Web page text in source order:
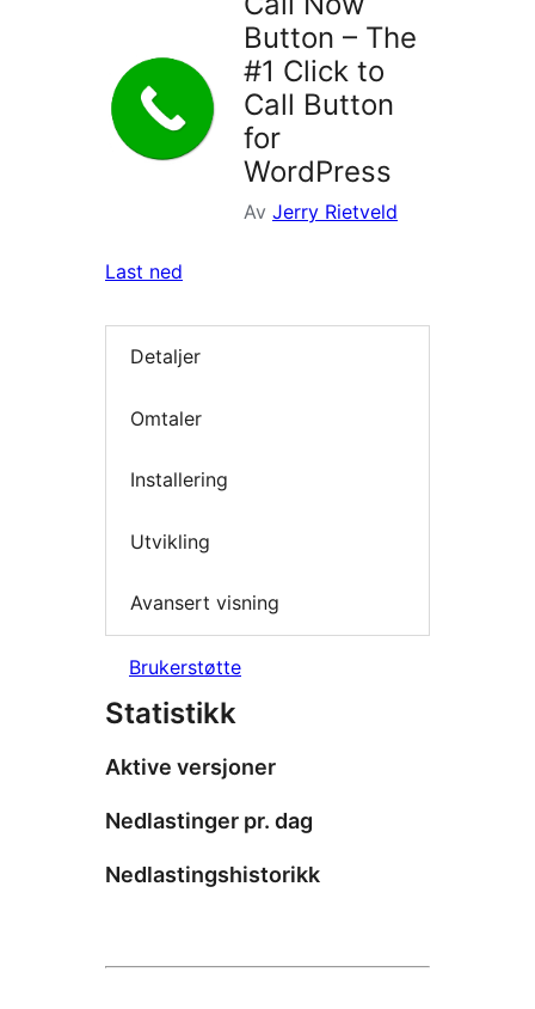
Button – The
#1 Click to
Call Button
for
WordPress
Av Jerry Rietveld
Last ned
Detaljer
Omtaler
Installering
Utvikling
Avansert visning
Brukerstøtte
Statistikk
Aktive versjoner
Nedlastinger pr. dag
Nedlastingshistorikk